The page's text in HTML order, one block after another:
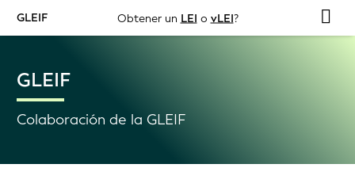
GLEIF Obtener un LEI o vLEI?
GLEIF
Colaboración de la GLEIF